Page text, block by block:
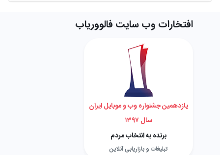
افتخارات وب سایت فالووریاب
یازدهمین جشنواره وب و موبایل ایران
سال ۱۳۹۷
برنده به انتخاب مردم
تبلیغات و بازاریابی آنلاین